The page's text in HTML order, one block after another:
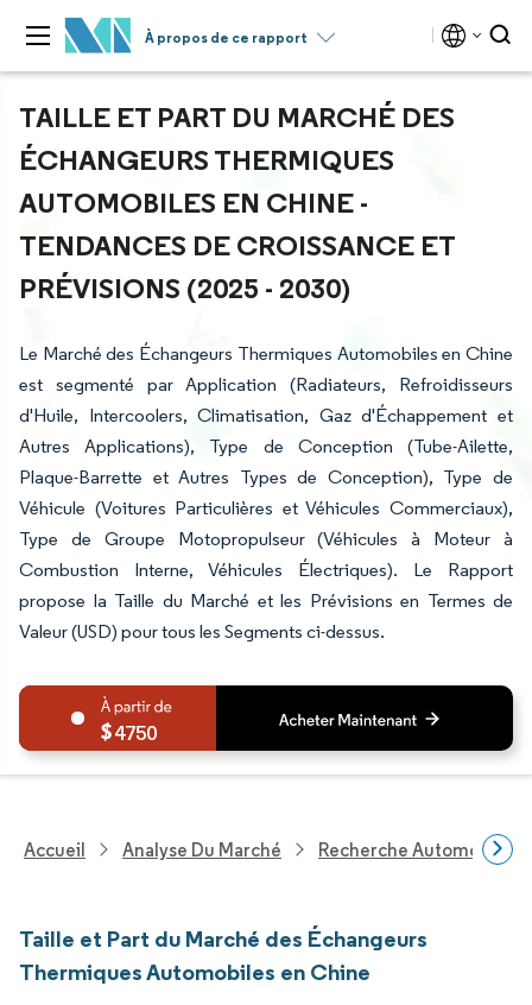
À propos de ce rapport
TAILLE ET PART DU MARCHÉ DES
ÉCHANGEURS THERMIQUES
AUTOMOBILES EN CHINE -
TENDANCES DE CROISSANCE ET
PRÉVISIONS (2025 - 2030)
Le Marché des Échangeurs Thermiques Automobiles en Chine
est segmenté par Application (Radiateurs, Refroidisseurs
d'Huile, Intercoolers, Climatisation, Gaz d'Échappement et
Autres Applications), Type de Conception (Tube-Ailette,
Plaque-Barrette et Autres Types de Conception), Type de
Véhicule (Voitures Particulières et Véhicules Commerciaux),
Type de Groupe Motopropulseur (Véhicules à Moteur à
Combustion Interne, Véhicules Électriques). Le Rapport
propose la Taille du Marché et les Prévisions en Termes de
Valeur (USD) pour tous les Segments ci-dessus.
4750
Accueil Analyse Du Marché Recherche Automobile
Taille et Part du Marché des Échangeurs
Thermiques Automobiles en Chine